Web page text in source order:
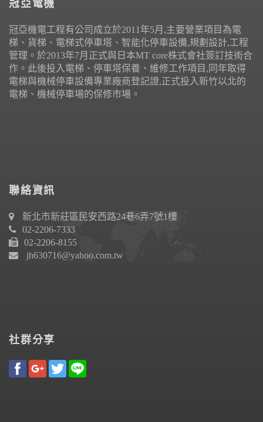
冠亞電機
冠亞機電工程有公司成立於2011年5月,主要營業項目為電
梯、貨梯、電梯式停車塔、智能化停車設備,規劃設計,工程
管理。於2013年7月正式與日本MT core株式會社簽訂技術合
作。此後投入電梯、停車塔保養、維修工作項目,同年取得
電梯與機械停車設備專業廠商登記證,正式投入新竹以北的
電梯、機械停車場的保修市場。
聯絡資訊
新北市新莊區民安西路24巷6弄7號1樓
02-2206-7333
02-2206-8155
jh630716@yahoo.com.tw
社群分享